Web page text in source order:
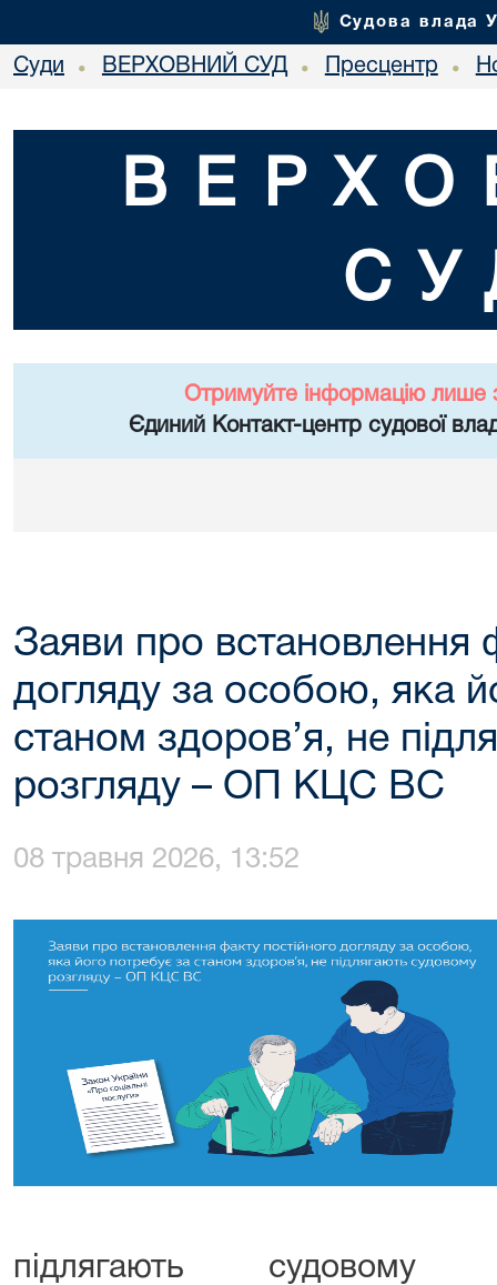
Судова влада
Суди • ВЕРХОВНИЙ СУД • Пресцентр •
Отримуйте інформацію лише
Єдиний Контакт-центр судової
Заяви про встановлення
догляду за особою, яка
станом здоров’я, не
розгляду – ОП КЦС ВС
08 травня 2026, 13:52
підлягають судовому